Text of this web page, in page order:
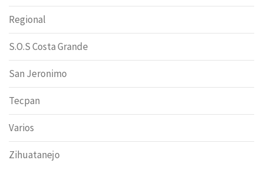
Regional
S.O.S Costa Grande
San Jeronimo
Tecpan
Varios
Zihuatanejo